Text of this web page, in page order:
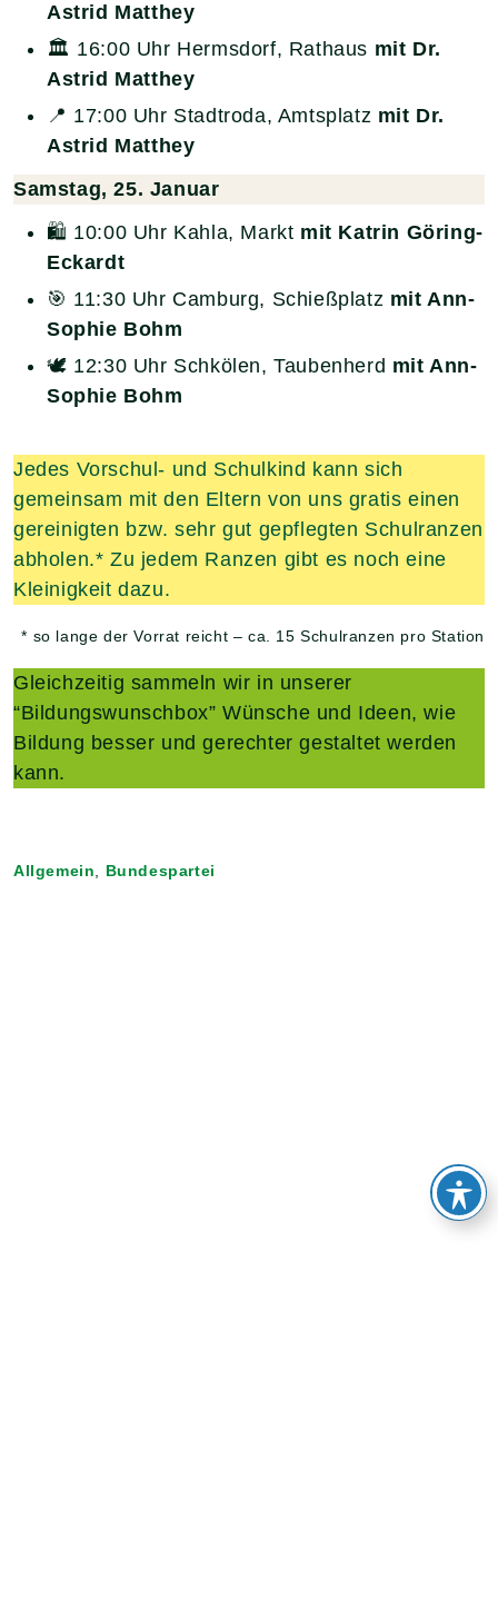
Astrid Matthey
🏛️ 16:00 Uhr Hermsdorf, Rathaus mit Dr.
Astrid Matthey
📍 17:00 Uhr Stadtroda, Amtsplatz mit Dr.
Astrid Matthey
Samstag, 25. Januar
🛍️ 10:00 Uhr Kahla, Markt mit Katrin Göring-
Eckardt
🎯 11:30 Uhr Camburg, Schießplatz mit Ann-
Sophie Bohm
🕊️ 12:30 Uhr Schkölen, Taubenherd mit Ann-
Sophie Bohm
Jedes Vorschul- und Schulkind kann sich
gemeinsam mit den Eltern von uns gratis einen
gereinigten bzw. sehr gut gepflegten Schulranzen
abholen.* Zu jedem Ranzen gibt es noch eine
Kleinigkeit dazu.
* so lange der Vorrat reicht – ca. 15 Schulranzen pro Station
Gleichzeitig sammeln wir in unserer
“Bildungswunschbox” Wünsche und Ideen, wie
Bildung besser und gerechter gestaltet werden
kann.
Allgemein Bundespartei